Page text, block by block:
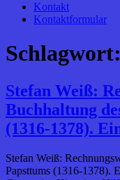
Kontakt
Kontaktformular
Schlagwort:
Stefan Weiß:
Buchhaltung
(1316-1378).
Stefan Weiß:
Papsttums (1316-1378).